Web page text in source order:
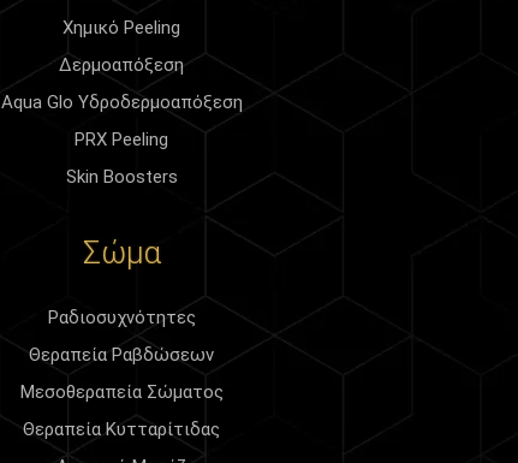
Χημικό Peeling
Δερμοαπόξεση
Aqua Glo Υδροδερμοαπόξεση
PRX Peeling
Skin Boosters
Σώμα
Ραδιοσυχνότητες
Θεραπεία Ραβδώσεων
Μεσοθεραπεία Σώματος
Θεραπεία Κυτταρίτιδας